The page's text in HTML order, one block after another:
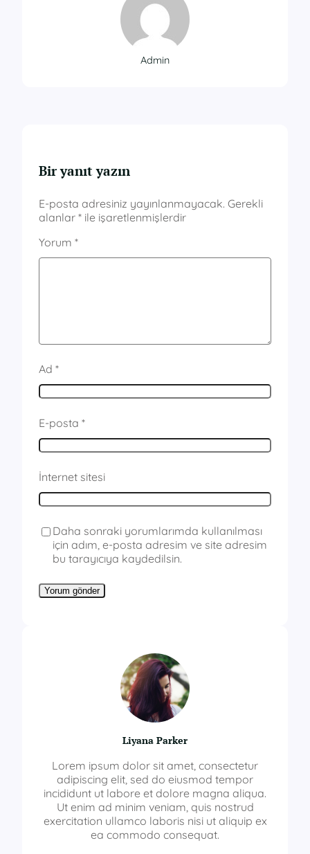
Admin
Bir yanıt yazın
E-posta adresiniz yayınlanmayacak. Gerekli
alanlar * ile işaretlenmişlerdir
Yorum *
Ad *
E-posta *
İnternet sitesi
Daha sonraki yorumlarımda kullanılması
için adım, e-posta adresim ve site adresim
bu tarayıcıya kaydedilsin.
Liyana Parker
Lorem ipsum dolor sit amet, consectetur
adipiscing elit, sed do eiusmod tempor
incididunt ut labore et dolore magna aliqua.
Ut enim ad minim veniam, quis nostrud
exercitation ullamco laboris nisi ut aliquip ex
ea commodo consequat.